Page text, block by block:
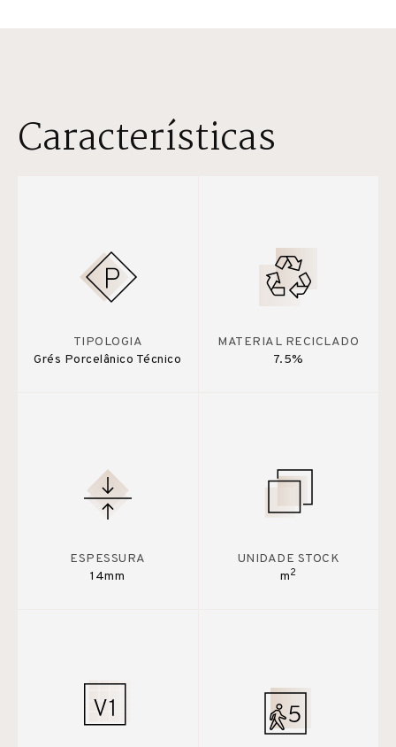
Características
TIPOLOGIA
Grés Porcelânico Técnico
MATERIAL RECICLADO
7.5%
ESPESSURA
14mm
UNIDADE STOCK
m2